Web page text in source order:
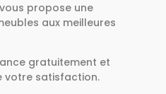
propose une
aux meilleures
gratuitement et
votre satisfaction.